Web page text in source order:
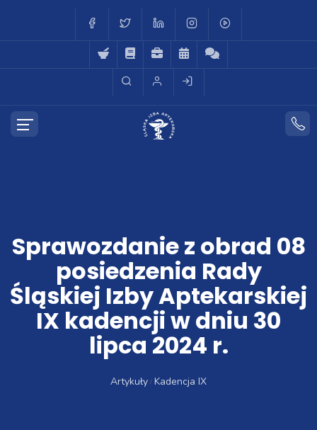
Sprawozdanie z obrad 08
posiedzenia Rady
Śląskiej Izby Aptekarskiej
IX kadencji w dniu 30
lipca 2024 r.
Artykuły Kadencja IX